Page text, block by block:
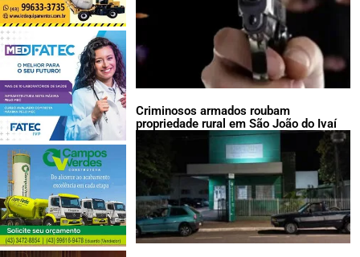
Criminosos armados roubam
propriedade rural em São João do Ivaí